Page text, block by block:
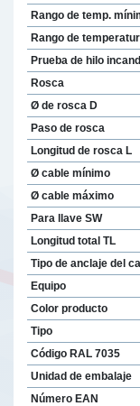
Rango de temp.
Rango de
Prueba de hilo
Rosca
Ø de rosca D
Paso de rosca
Longitud de rosca L
Ø cable mínimo
Ø cable máximo
Para llave SW
Longitud total TL
Tipo de anclaje del
Equipo
Color producto
Tipo
Código RAL 7035
Unidad de embalaje
Número EAN